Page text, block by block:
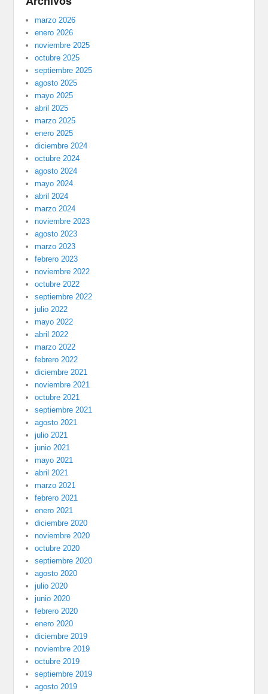
marzo 2026
enero 2026
noviembre 2025
octubre 2025
septiembre 2025
agosto 2025
mayo 2025
abril 2025
marzo 2025
enero 2025
diciembre 2024
octubre 2024
agosto 2024
mayo 2024
abril 2024
marzo 2024
noviembre 2023
agosto 2023
marzo 2023
febrero 2023
noviembre 2022
octubre 2022
septiembre 2022
julio 2022
mayo 2022
abril 2022
marzo 2022
febrero 2022
diciembre 2021
noviembre 2021
octubre 2021
septiembre 2021
agosto 2021
julio 2021
junio 2021
mayo 2021
abril 2021
marzo 2021
febrero 2021
enero 2021
diciembre 2020
noviembre 2020
octubre 2020
septiembre 2020
agosto 2020
julio 2020
junio 2020
febrero 2020
enero 2020
diciembre 2019
noviembre 2019
octubre 2019
septiembre 2019
agosto 2019